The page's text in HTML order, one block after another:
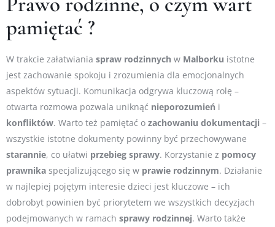
pamiętać ?
W trakcie załatwiania spraw rodzinnych w Malborku istotne
jest zachowanie spokoju i zrozumienia dla emocjonalnych
aspektów sytuacji. Komunikacja odgrywa kluczową rolę –
otwarta rozmowa pozwala uniknąć nieporozumień i
konfliktów. Warto też pamiętać o zachowaniu dokumentacji –
wszystkie istotne dokumenty powinny być przechowywane
starannie, co ułatwi przebieg sprawy. Korzystanie z pomocy
prawnika specjalizującego się w prawie rodzinnym. Działanie
w najlepiej pojętym interesie dzieci jest kluczowe – ich
dobrobyt powinien być priorytetem we wszystkich decyzjach
podejmowanych w ramach sprawy rodzinnej. Warto także